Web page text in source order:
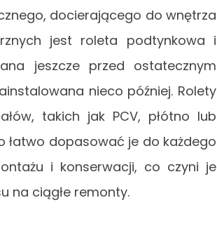
docierającego do wnętrza
jest roleta podtynkowa i
jeszcze przed ostatecznym
nieco później. Rolety
takich jak PCV, płótno lub
łatwo dopasować je do każdego
i konserwacji, co czyni je
na ciągłe remonty.